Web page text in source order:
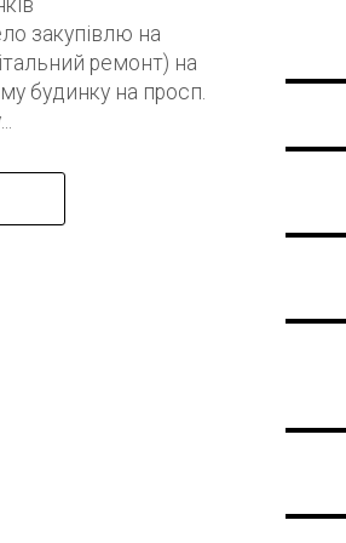
закупівлю на
ремонт) на
будинку на просп.